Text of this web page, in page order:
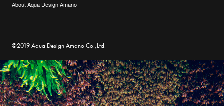
About Aqua Design Amano
©2019 Aqua Design Amano Co.,Ltd.